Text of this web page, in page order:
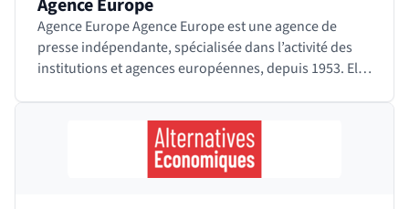
Agence Europe
Agence Europe Agence Europe est une agence de
presse indépendante, spécialisée dans l’activité des
institutions et agences européennes, depuis 1953. Elle